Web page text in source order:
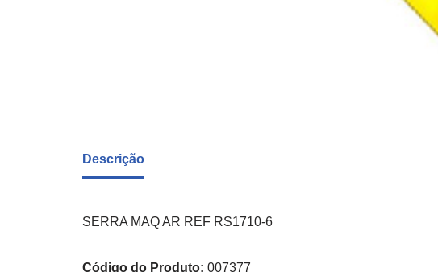
Descrição
SERRA MAQ AR REF RS1710-6
Código do Produto: 007377